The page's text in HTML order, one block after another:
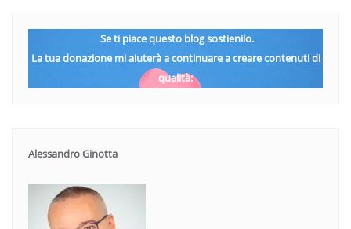
Se ti piace questo blog sostienilo.
La tua donazione mi aiuterà a continuare a creare contenuti di
qualità:
Alessandro Ginotta